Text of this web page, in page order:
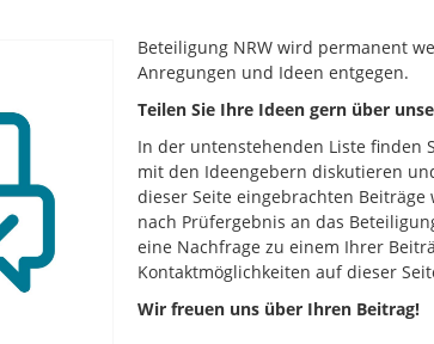
Beteiligung NRW wird permanent
Anregungen und Ideen entgegen.
Teilen Sie Ihre Ideen gern über
In der untenstehenden Liste finden
mit den Ideengebern diskutieren
dieser Seite eingebrachten
nach Prüfergebnis an das
eine Nachfrage zu einem Ihrer
Kontaktmöglichkeiten auf dieser
Wir freuen uns über Ihren Beitrag!